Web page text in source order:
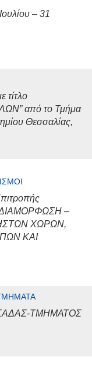
– 31
τίτλο
από το Τμήμα
Θεσσαλίας,
«ΔΙΑΜΟΡΦΩΣΗ –
ΧΩΡΩΝ,
ΚΑΙ
ΣΑΔΑΣ-ΤΜΗΜΑΤΟΣ